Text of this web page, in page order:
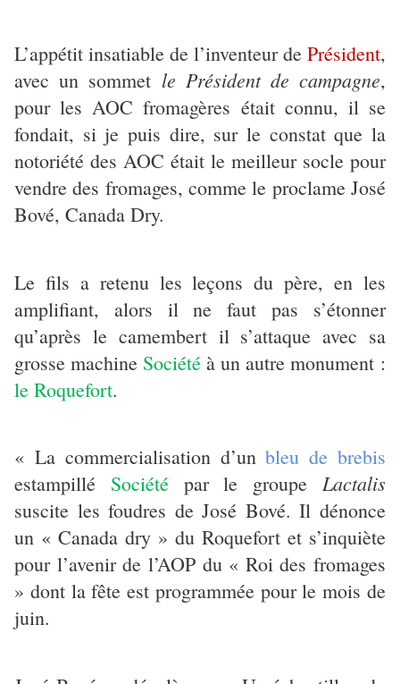
L’appétit insatiable de l’inventeur de Président,
avec un sommet le Président de campagne,
pour les AOC fromagères était connu, il se
fondait, si je puis dire, sur le constat que la
notoriété des AOC était le meilleur socle pour
vendre des fromages, comme le proclame José
Bové, Canada Dry.
Le fils a retenu les leçons du père, en les
amplifiant, alors il ne faut pas s’étonner
qu’après le camembert il s’attaque avec sa
grosse machine Société à un autre monument :
le Roquefort.
« La commercialisation d’unbleu de brebis
estampillé Sociétépar le groupeLactalis
suscite les foudres de José Bové. Il dénonce
un « Canada dry » du Roquefort et s’inquiète
pour l’avenir de l’AOP du « Roi des fromages
» dont la fête est programmée pour le mois de
juin.